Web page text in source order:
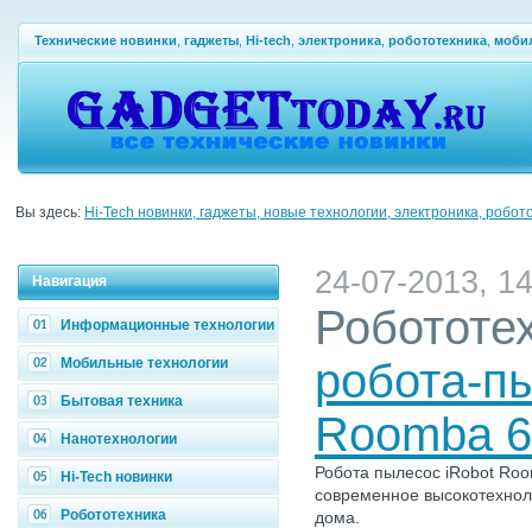
Технические новинки гаджеты Hi-tech электроника робототехника
Вы здесь: Hi-Tech новинки, гаджеты, новые технологии, электроника,
Навигация
Информационные технологии
Мобильные технологии
Бытовая техника
Нанотехнологии
Hi-Tech новинки
Робототехника
24-07-2013,
робота-
Roomba
Робота пылесос iRobot
современное
дома.